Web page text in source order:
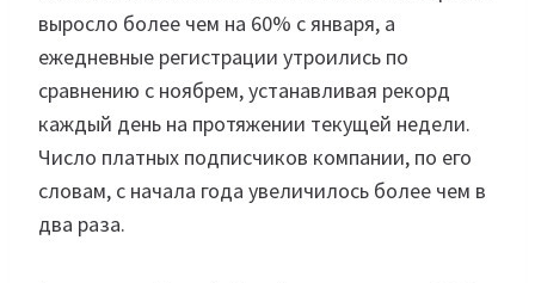
выросло более чем на 60% с января, а
ежедневные регистрации утроились по
сравнению с ноябрем, устанавливая рекорд
каждый день на протяжении текущей недели.
Число платных подписчиков компании, по его
словам, с начала года увеличилось более чем в
два раза.